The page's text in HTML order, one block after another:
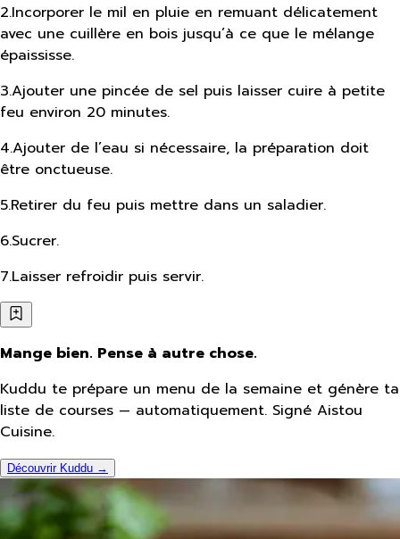
2.Incorporer le mil en pluie en remuant délicatement
avec une cuillère en bois jusqu’à ce que le mélange
épaississe.
3.Ajouter une pincée de sel puis laisser cuire à petite
feu environ 20 minutes.
4.Ajouter de l’eau si nécessaire, la préparation doit
être onctueuse.
5.Retirer du feu puis mettre dans un saladier.
6.Sucrer.
7.Laisser refroidir puis servir.
Mange bien. Pense à autre chose.
Kuddu te prépare un menu de la semaine et génère ta
liste de courses — automatiquement. Signé Aistou
Cuisine.
Découvrir Kuddu →